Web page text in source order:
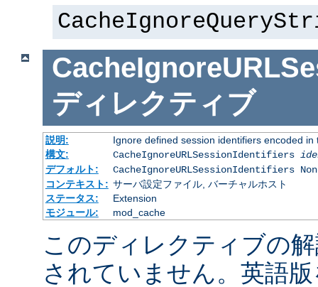
ディレクティブ
説明:
Ignore defined session identifiers encoded in
構文:
CacheIgnoreURLSessionIdentifiers
デフォルト:
CacheIgnoreURLSessionIdentifiers
コンテキスト: サーバ設定ファイル, バーチャルホスト
ステータス:
Extension
モジュール:
mod_cache
このディレクティブの
されていません。英語